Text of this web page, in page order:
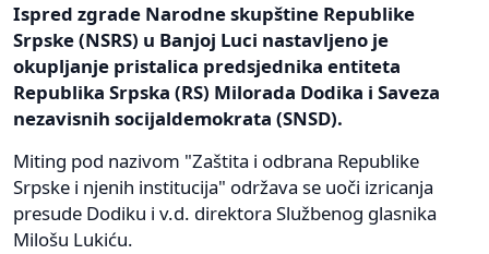
Ispred zgrade Narodne skupštine Republike
Srpske (NSRS) u Banjoj Luci nastavljeno je
okupljanje pristalica predsjednika entiteta
Republika Srpska (RS) Milorada Dodika i Saveza
nezavisnih socijaldemokrata (SNSD).
Miting pod nazivom "Zaštita i odbrana Republike
Srpske i njenih institucija" održava se uoči izricanja
presude Dodiku i v.d. direktora Službenog glasnika
Milošu Lukiću.